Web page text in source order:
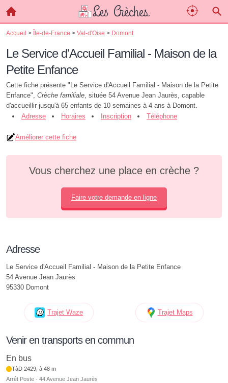
Accueil > Île-de-France > Val-d'Oise > Domont
Le Service d'Accueil Familial - Maison de la
Petite Enfance
Cette fiche présente "Le Service d'Accueil Familial - Maison de la Petite
Enfance", Crèche familiale, située 54 Avenue Jean Jaurès, capable
d'accueillir jusqu'à 65 enfants de 10 semaines à 4 ans à Domont.
Adresse
Horaires Inscription Téléphone
Améliorer cette fiche
Vous cherchez une place en crèche ?
Faire votre demande en ligne
Adresse
Le Service d'Accueil Familial - Maison de la Petite Enfance
54 Avenue Jean Jaurès
95330 Domont
Trajet Waze Trajet Maps
Venir en transports en commun
En bus
TàD 2429, à 48 m
Arrêt Poste - 44 Avenue Jean Jaurès